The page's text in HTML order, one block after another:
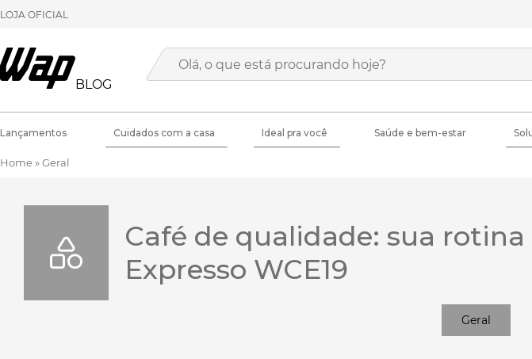
LOJA OFICIAL
BLOG
Lançamentos Cuidados com a casa Ideal pra você Saúde e bem-estar
Home»Geral
Café de qualidade: sua
Expresso WCE19
Geral